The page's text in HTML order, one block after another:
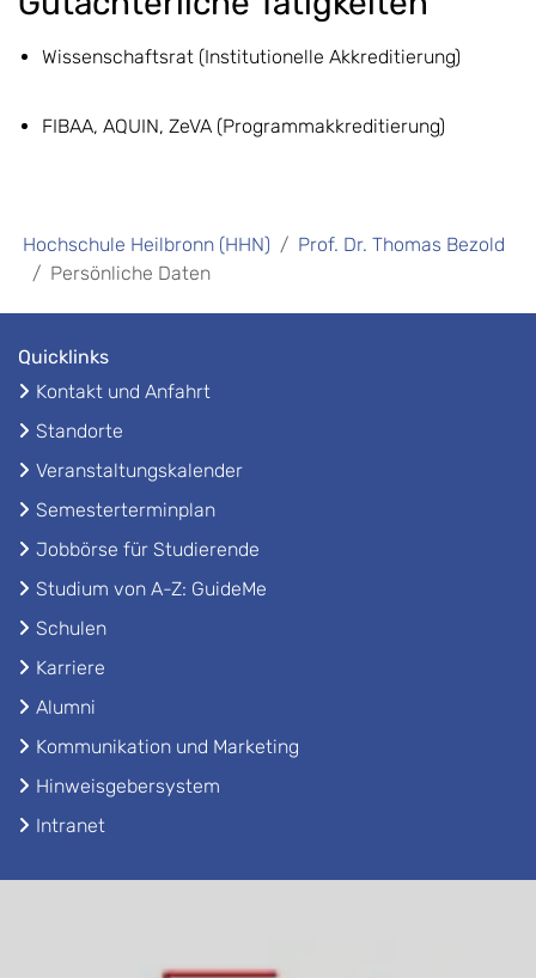
Wissenschaftsrat (Institutionelle Akkreditierung)
FIBAA, AQUIN, ZeVA (Programmakkreditierung)
Hochschule Heilbronn (HHN)
Prof. Dr. Thomas Bezold
Persönliche Daten
Quicklinks
Kontakt und Anfahrt
Standorte
Veranstaltungskalender
Semesterterminplan
Jobbörse für Studierende
Studium von A-Z: GuideMe
Schulen
Karriere
Alumni
Kommunikation und Marketing
Hinweisgebersystem
Intranet